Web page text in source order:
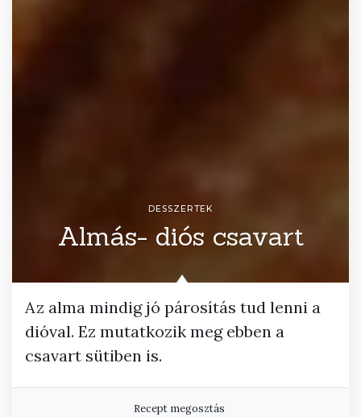
DESSZERTEK
Almás- diós csavart
Az alma mindig jó párosítás tud lenni a
dióval. Ez mutatkozik meg ebben a
csavart sütiben is.
Recept megosztás